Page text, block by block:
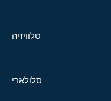
טלוויזיה
סלולארי